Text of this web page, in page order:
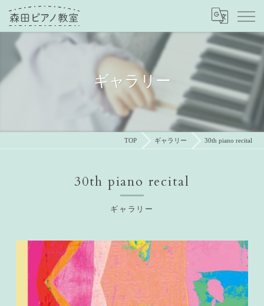
ギャラリー
TOP ギャラリー 30th piano recital
ギャラリー
30th piano recital